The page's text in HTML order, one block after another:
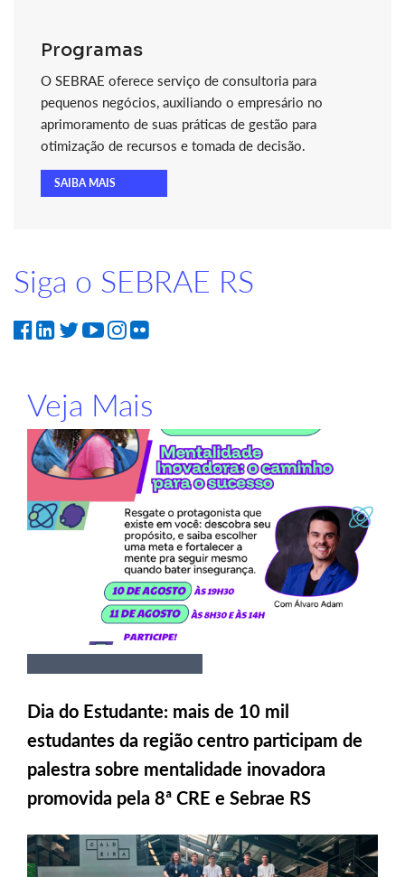
Programas
O SEBRAE oferece serviço de consultoria para
pequenos negócios, auxiliando o empresário no
aprimoramento de suas práticas de gestão para
otimização de recursos e tomada de decisão.
SAIBA MAIS
Siga o SEBRAE RS
Veja Mais
Dia do Estudante: mais de 10 mil
estudantes da região centro participam de
palestra sobre mentalidade inovadora
promovida pela 8ª CRE e Sebrae RS